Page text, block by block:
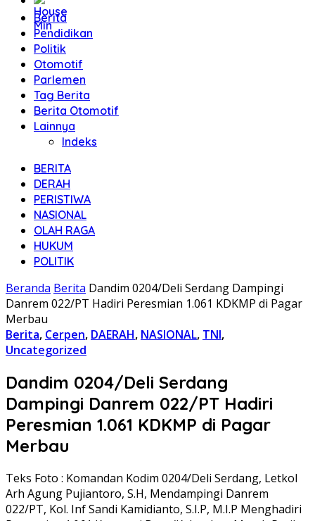
Berita
Pendidikan
Politik
Otomotif
Parlemen
Tag Berita
Berita Otomotif
Lainnya
Indeks
BERITA
DERAH
PERISTIWA
NASIONAL
OLAH RAGA
HUKUM
POLITIK
Beranda Berita Dandim 0204/Deli Serdang Dampingi
Danrem 022/PT Hadiri Peresmian 1.061 KDKMP di Pagar
Merbau
Berita, Cerpen, DAERAH, NASIONAL, TNI,
Uncategorized
Dandim 0204/Deli Serdang
Dampingi Danrem 022/PT Hadiri
Peresmian 1.061 KDKMP di Pagar
Merbau
Teks Foto : Komandan Kodim 0204/Deli Serdang, Letkol
Arh Agung Pujiantoro, S.H, Mendampingi Danrem
022/PT, Kol. Inf Sandi Kamidianto, S.I.P, M.I.P Menghadiri